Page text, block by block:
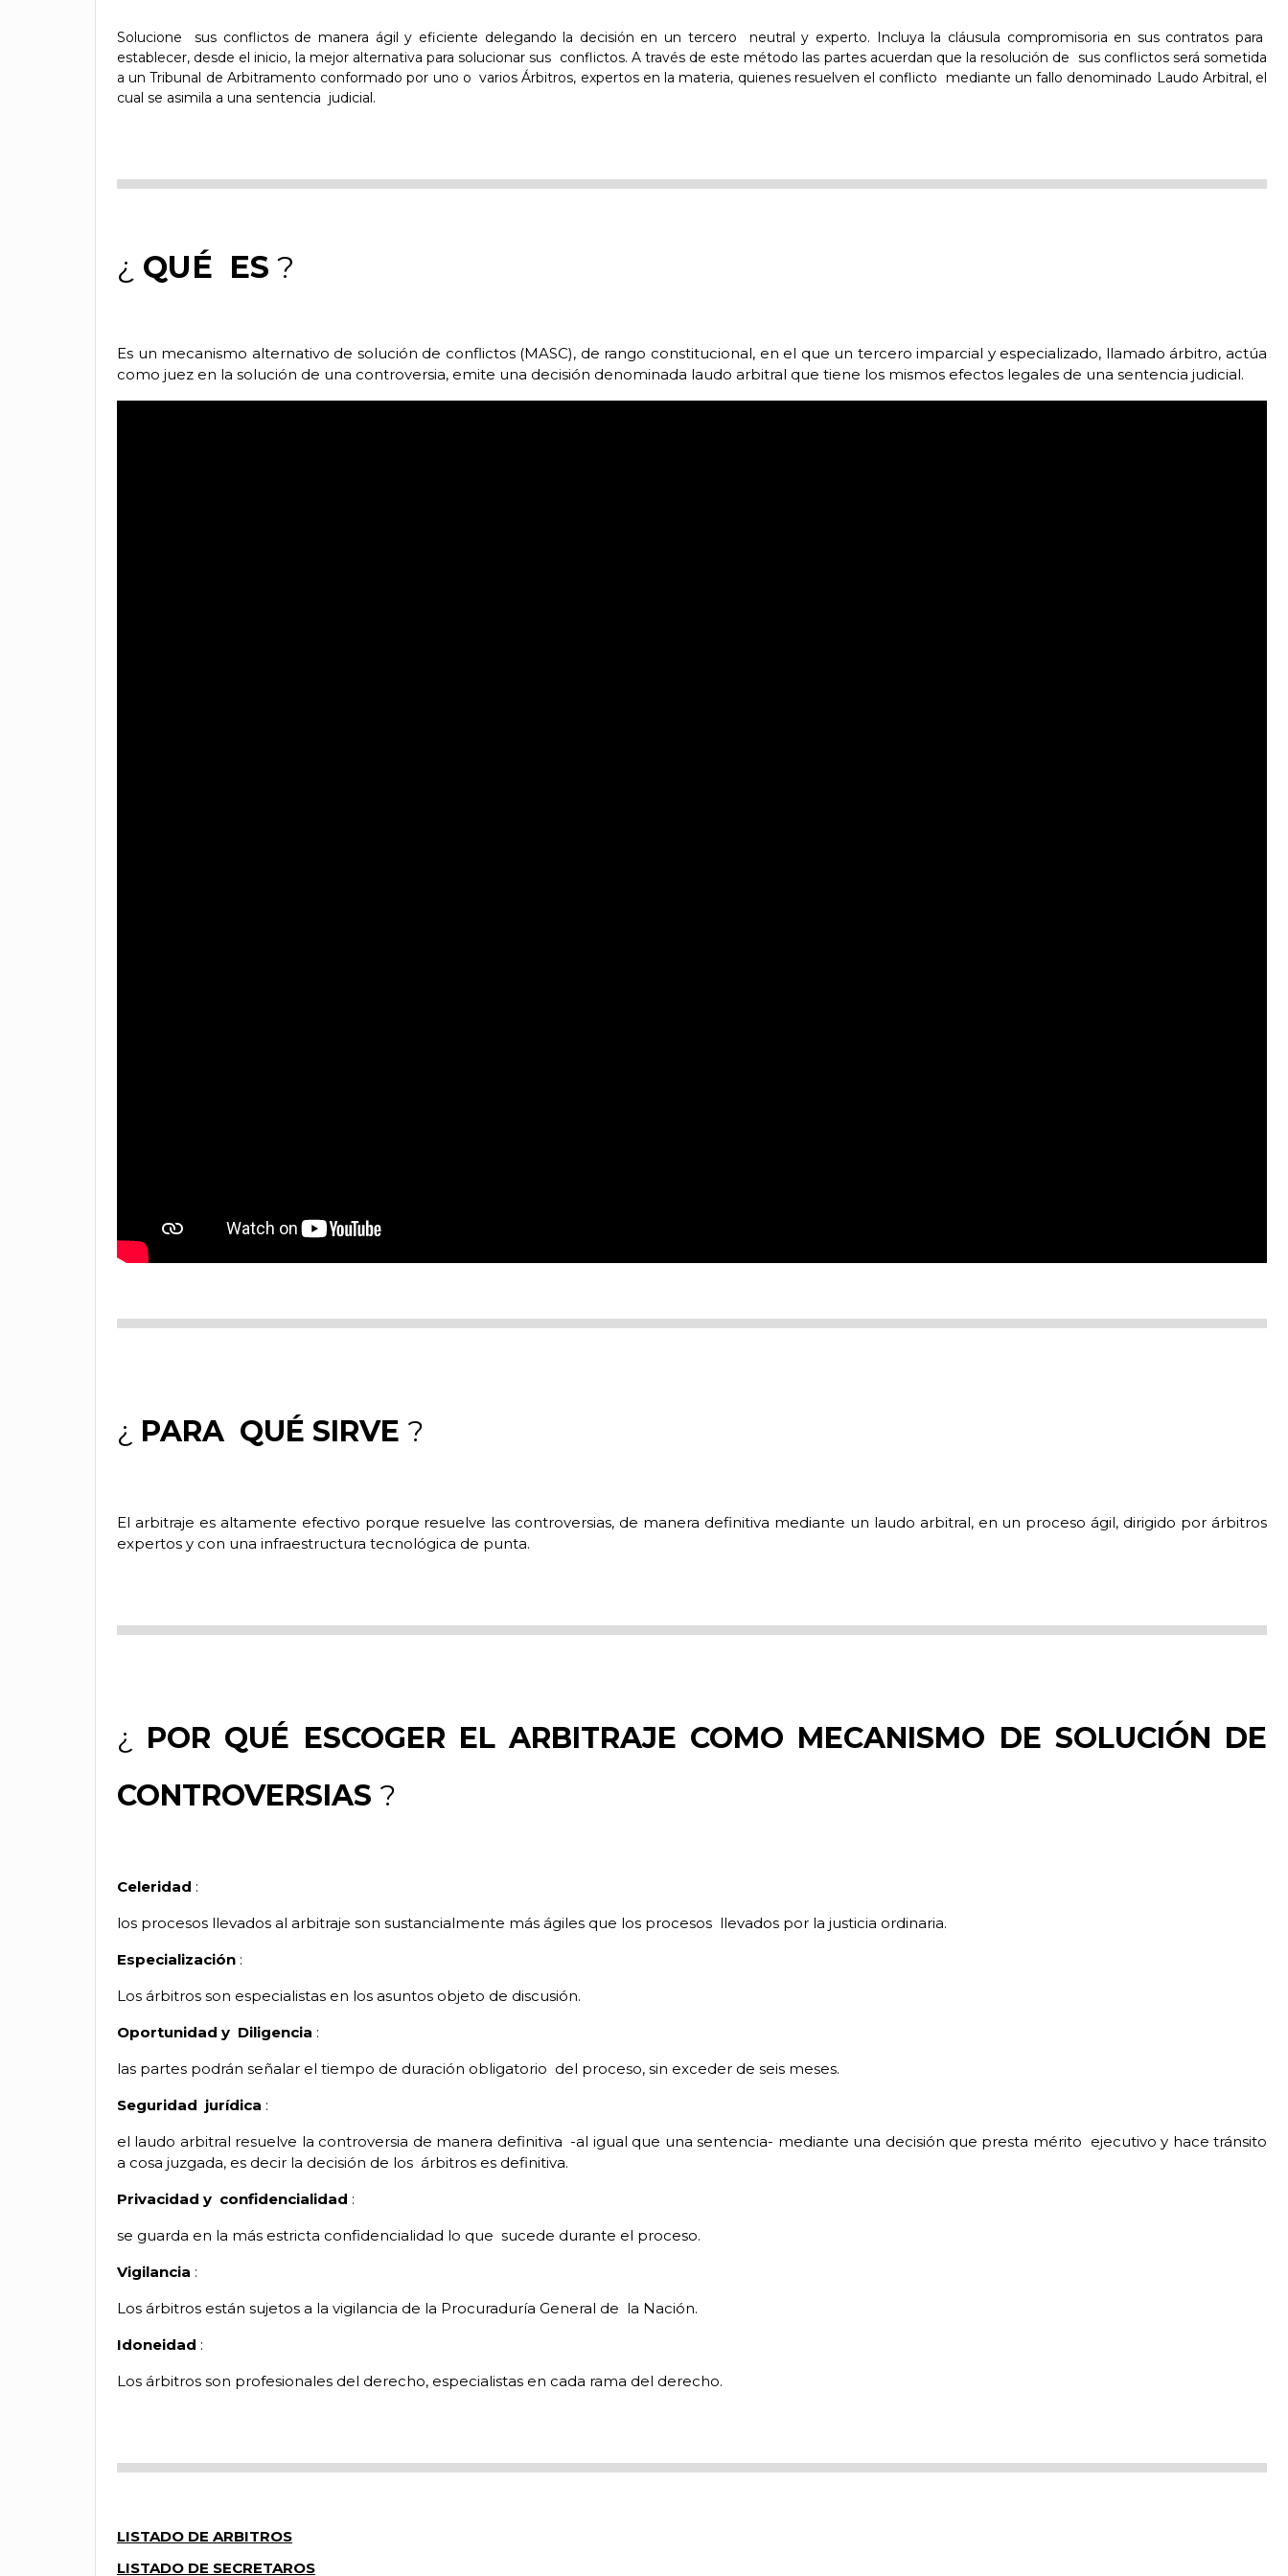
Solucione sus conflictos de manera ágil y eficiente delegando la decisión en un tercero
neutral y experto. Incluya la cláusula compromisoria en sus contratos para
establecer, desde el inicio, la mejor alternativa para solucionar sus conflictos. A través de este método las partes acuerdan que la resolución de sus conflictos será sometida
a un Tribunal de Arbitramento conformado por uno o varios Árbitros, expertos en la materia, quienes resuelven el conflicto mediante un fallo denominado Laudo Arbitral, el
cual se asimila a una sentencia judicial.
¿ QUÉ ES ?
Es un mecanismo alternativo de solución de conflictos (MASC), de rango constitucional, en el que un tercero imparcial y especializado, llamado árbitro, actúa
como juez en la solución de una controversia, emite una decisión denominada laudo arbitral que tiene los mismos efectos legales de una sentencia judicial.
¿ PARA QUÉ SIRVE ?
El arbitraje es altamente efectivo porque resuelve las controversias, de manera definitiva mediante un laudo arbitral, en un proceso ágil, dirigido por árbitros
expertos y con una infraestructura tecnológica de punta.
¿
POR QUÉ ESCOGER EL ARBITRAJE COMO MECANISMO DE SOLUCIÓN DE
CONTROVERSIAS ?
Celeridad :
los procesos llevados al arbitraje son sustancialmente más ágiles que los procesos llevados por la justicia ordinaria.
Especialización :
Los árbitros son especialistas en los asuntos objeto de discusión.
Oportunidad y Diligencia :
las partes podrán señalar el tiempo de duración obligatorio del proceso, sin exceder de seis meses.
Seguridad jurídica :
el laudo arbitral resuelve la controversia de manera definitiva -al igual que una sentencia- mediante una decisión que presta mérito ejecutivo y hace tránsito
a cosa juzgada, es decir la decisión de los árbitros es definitiva.
Privacidad y confidencialidad :
se guarda en la más estricta confidencialidad lo que sucede durante el proceso.
Vigilancia :
Los árbitros están sujetos a la vigilancia de la Procuraduría General de la Nación.
Idoneidad :
Los árbitros son profesionales del derecho, especialistas en cada rama del derecho.
LISTADO DE ARBITROS
LISTADO DE SECRETAROS